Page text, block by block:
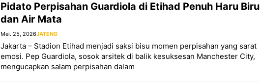
Pidato Perpisahan Guardiola di Etihad Penuh Haru Biru
dan Air Mata
Mei. 25, 2026JATENG
Jakarta – Stadion Etihad menjadi saksi bisu momen perpisahan yang sarat
emosi. Pep Guardiola, sosok arsitek di balik kesuksesan Manchester City,
mengucapkan salam perpisahan dalam